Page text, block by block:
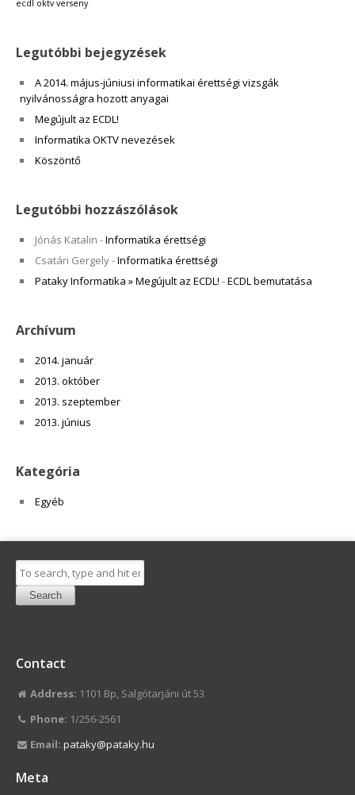
ecdl oktv verseny
Legutóbbi bejegyzések
A 2014. május-júniusi informatikai érettségi vizsgák
nyilvánosságra hozott anyagai
Megújult az ECDL!
Informatika OKTV nevezések
Köszöntő
Legutóbbi hozzászólások
Jónás Katalin -Informatika érettségi
Csatári Gergely-Informatika érettségi
Pataky Informatika » Megújult az ECDL! -ECDL bemutatása
Archívum
2014. január
2013. október
2013. szeptember
2013. június
Kategória
Egyéb
Search
Contact
Address: 1101 Bp, Salgótarjáni út 53
Phone: 1/256-2561
Email: pataky@pataky.hu
Meta